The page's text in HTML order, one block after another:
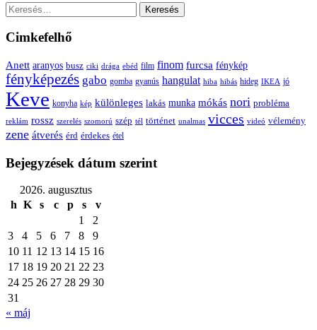
Keresés:
Cimkefelhő
Anett aranyos busz ciki drága ebéd film finom furcsa fénykép
fényképezés gabo gomba gyanús hangulat hiba hibás hideg IKEA jó
Keve konyha kép különleges lakás munka mókás nori probléma
reklám rossz szerelés szomorú szép tél történet unalmas vicces videó vélemény
zene átverés érd érdekes étel
Bejegyzések dátum szerint
2026. augusztus
h K s c p s
v
1
2
3
4 5 6 7 8
9
10 11 12 13 14 15 16
17 18 19 20 21 22 23
24 25 26 27 28 29 30
31
« máj